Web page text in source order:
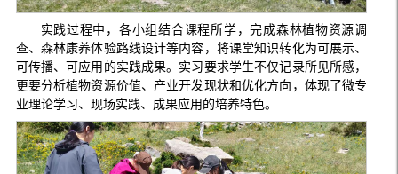
实践过程中，各小组结合课程所学，完成森林植物资源调
查、森林康养体验路线设计等内容，将课堂知识转化为可展示、
可传播、可应用的实践成果。实习要求学生不仅记录所见所感，
更要分析植物资源价值、产业开发现状和优化方向，体现了微专
业理论学习、现场实践、成果应用的培养特色。